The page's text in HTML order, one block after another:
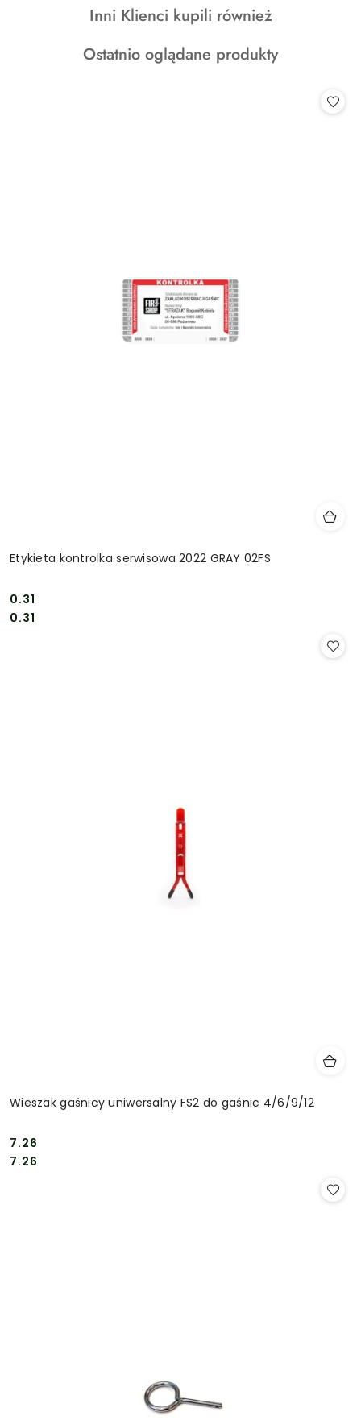
statusie:
statusie:
Produkty
statusie:
Inni Klienci kupili również
Produkty
Ostatnio oglądane produkty
Etykieta kontrolka serwisowa 2022 GRAY 02FS
Cena:
0.31
Cena:
0.31
Wieszak gaśnicy uniwersalny FS2 do gaśnic 4/6/9/12
Cena:
7.26
Cena:
7.26